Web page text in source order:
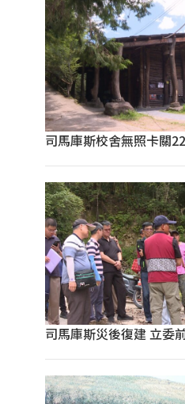
司馬庫斯校舍無照卡關
司馬庫斯災後復建 立委